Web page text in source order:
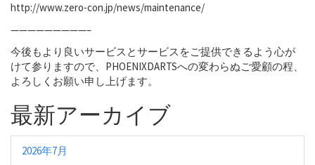
http://www.zero-con.jp/news/maintenance/
—————————–
今後もより良いサービスとサービスをご提供できるよう心が
けて参りますので、PHOENIXDARTSへの変わらぬご愛顧の程、
よろしくお願い申し上げます。
最新アーカイブ
2026年7月